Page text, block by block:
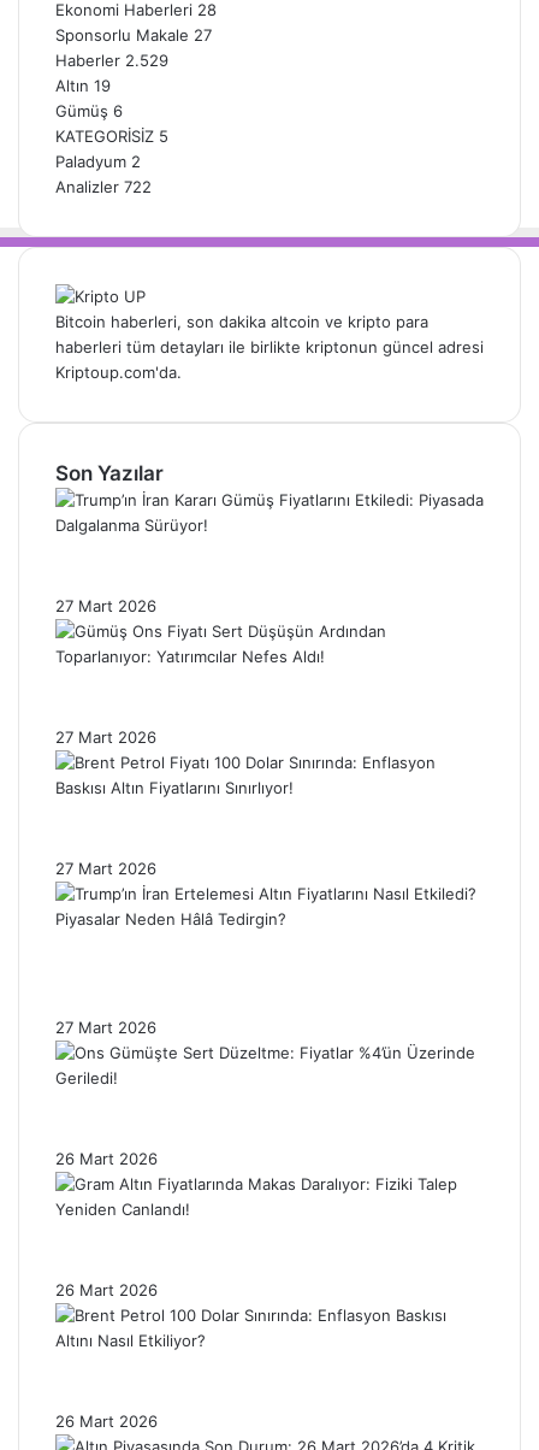
Ekonomi Haberleri 28
Sponsorlu Makale 27
Haberler 2.529
Altın 19
Gümüş 6
KATEGORİSİZ 5
Paladyum 2
Analizler 722
Bitcoin haberleri, son dakika altcoin ve kripto para
haberleri tüm detayları ile birlikte kriptonun güncel adresi
Kriptoup.com'da.
Son Yazılar
27 Mart 2026
27 Mart 2026
27 Mart 2026
27 Mart 2026
26 Mart 2026
26 Mart 2026
26 Mart 2026